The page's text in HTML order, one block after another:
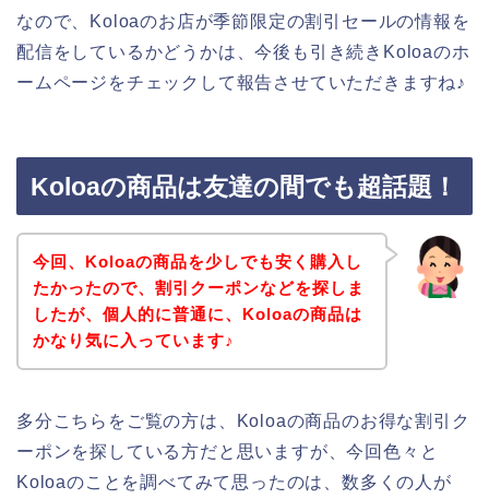
なので、Koloaのお店が季節限定の割引セールの情報を
配信をしているかどうかは、今後も引き続きKoloaのホ
ームページをチェックして報告させていただきますね♪
Koloaの商品は友達の間でも超話題！
今回、Koloaの商品を少しでも安く購入し
たかったので、割引クーポンなどを探しま
したが、個人的に普通に、Koloaの商品は
かなり気に入っています♪
多分こちらをご覧の方は、Koloaの商品のお得な割引ク
ーポンを探している方だと思いますが、今回色々と
Koloaのことを調べてみて思ったのは、数多くの人が